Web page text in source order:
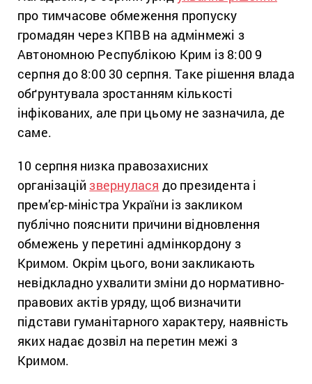
про тимчасове обмеження пропуску
громадян через КПВВ на адмінмежі з
Автономною Республікою Крим із 8:00 9
серпня до 8:00 30 серпня. Таке рішення влада
обґрунтувала зростанням кількості
інфікованих, але при цьому не зазначила, де
саме.
10 серпня низка правозахисних
організаційзвернулася до президента і
прем’єр-міністра України із закликом
публічно пояснити причини відновлення
обмежень у перетині адмінкордону з
Кримом. Окрім цього, вони закликають
невідкладно ухвалити зміни до нормативно-
правових актів уряду, щоб визначити
підстави гуманітарного характеру, наявність
яких надає дозвіл на перетин межі з
Кримом.